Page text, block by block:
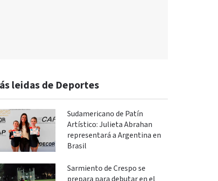
leidas de Deportes
Sudamericano de Patín
Artístico: Julieta Abrahan
representará a Argentina en
Brasil
Sarmiento de Crespo se